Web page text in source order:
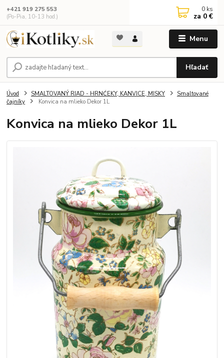
Menu
Hľadať
+421 919 275 553
(Po-Pia, 10-13 hod.)
0 ks
za 0 €
Úvod SMALTOVANÝ RIAD - HRNĆEKY, KANVICE, MISKY
Smaltované
čajníky
Konvica na mlieko Dekor 1L
Konvica na mlieko Dekor 1L